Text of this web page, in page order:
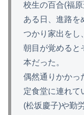
校生の百合(福原
ある日、進路を
つかり家出をし
朝目が覚めると
本だった。
偶然通りかかっ
定食堂に連れて
(松坂慶子)や勤